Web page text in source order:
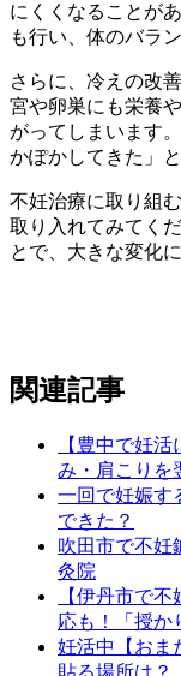
にくくなることが
も行い、体のバラ
さらに、冷えの改
宮や卵巣にも栄養
がってしまいます
かぽかしてきた」
不妊治療に取り組
取り入れてみてく
とで、大きな変化
関連記事
【豊中で妊
み・肩こりを
一回で妊娠す
できた？
吹田市で不妊
灸院
【伊丹市で
応も！「授か
妊活中【おま
貼る場所は？